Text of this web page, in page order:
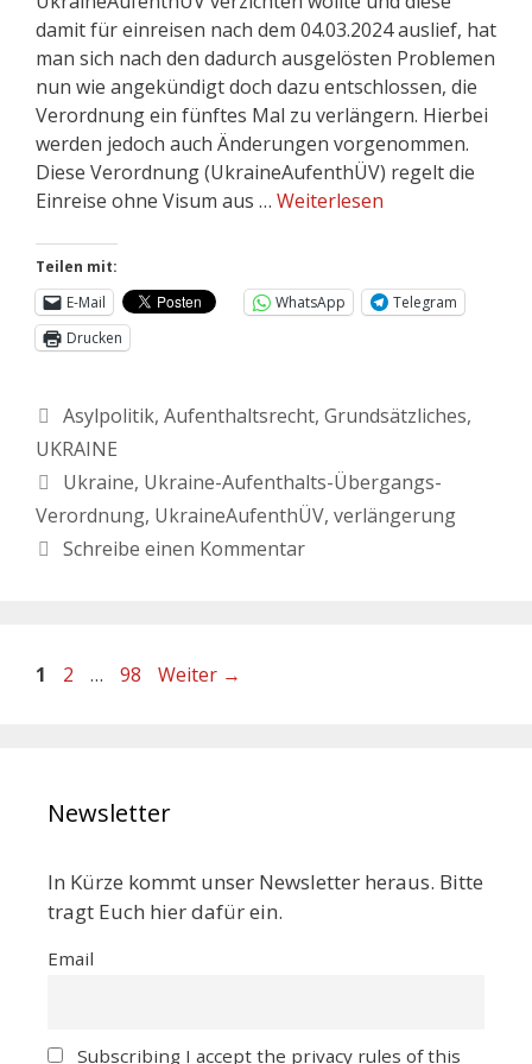
damit für einreisen nach dem 04.03.2024 auslief, hat
man sich nach den dadurch ausgelösten Problemen
nun wie angekündigt doch dazu entschlossen, die
Verordnung ein fünftes Mal zu verlängern. Hierbei
werden jedoch auch Änderungen vorgenommen.
Diese Verordnung (UkraineAufenthÜV) regelt die
Einreise ohne Visum aus … Weiterlesen
Teilen mit:
E-Mail
WhatsApp
Telegram
Drucken
Asylpolitik, Aufenthaltsrecht, Grundsätzliches,
UKRAINE
Ukraine, Ukraine-Aufenthalts-Übergangs-
Verordnung, UkraineAufenthÜV, verlängerung
Schreibe einen Kommentar
1 2 … 98 Weiter →
Newsletter
In Kürze kommt unser Newsletter heraus. Bitte
tragt Euch hier dafür ein.
Email
Subscribing I accept the privacy rules of this